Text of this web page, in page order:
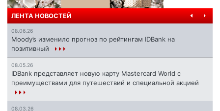
ЛЕНТА НОВОСТЕЙ
08.06.26
Moody’s изменило прогноз по рейтингам IDBank на
позитивный
08.05.26
IDBank представляет новую карту Mastercard World с
преимуществами для путешествий и специальной акцией
08.03.26